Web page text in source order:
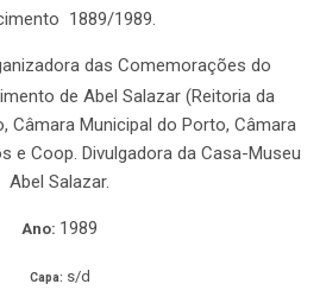
1889/1989.
das Comemorações do
de Abel Salazar (Reitoria da
Câmara Municipal do Porto, Câmara
e Coop. Divulgadora da Casa-Museu
Abel Salazar.
Ano: 1989
Capa: s/d